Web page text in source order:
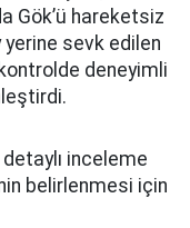
Gök’ü hareketsiz
sevk edilen
deneyimli
inceleme
belirlenmesi için